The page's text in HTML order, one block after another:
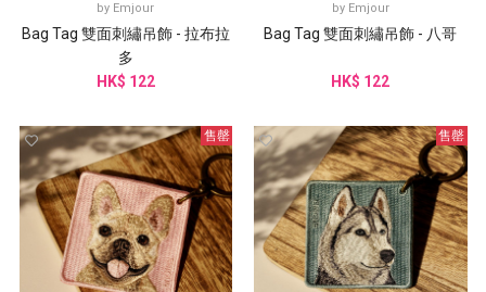
by Emjour
Bag Tag 雙面刺繡吊飾 - 拉布拉
多
HK$ 122
by Emjour
Bag Tag 雙面刺繡吊飾 - 八哥
HK$ 122
售罄 售罄